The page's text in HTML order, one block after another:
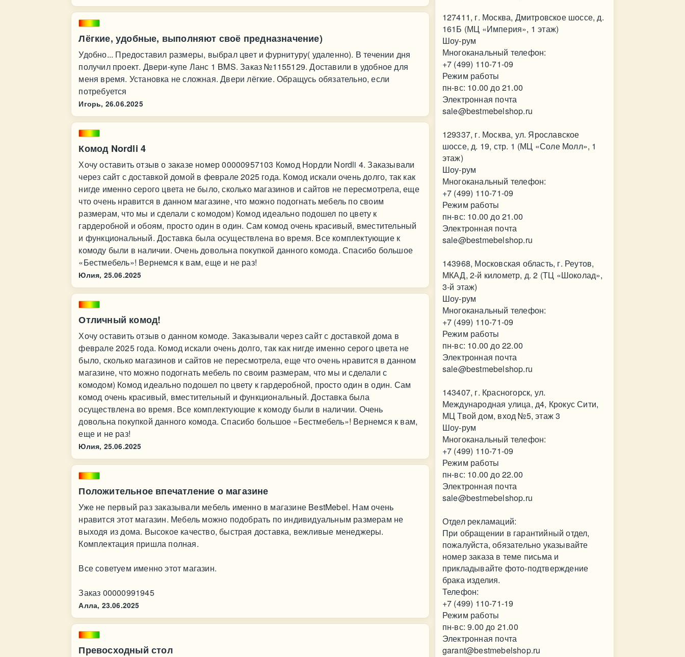
Лёгкие, удобные, выполняют своё предназначение)
Удобно... Предоставил размеры, выбрал цвет и фурнитуру( удаленно). В течении дня
получил проект. Двери-купе Ланс 1 BMS. Заказ №1155129. Доставили в удобное для
меня время. Установка не сложная. Двери лёгкие. Обращусь обязательно, если
потребуется
Игорь, 26.06.2025
Комод Nordli 4
Хочу оставить отзыв о заказе номер 00000957103 Комод Нордли Nordli 4. Заказывали
через сайт с доставкой домой в феврале 2025 года. Комод искали очень долго, так как
нигде именно серого цвета не было, сколько магазинов и сайтов не пересмотрела, еще
что очень нравится в данном магазине, что можно подогнать мебель по своим
размерам, что мы и сделали с комодом) Комод идеально подошел по цвету к
гардеробной и обоям, просто один в один. Сам комод очень красивый, вместительный
и функциональный. Доставка была осуществлена во время. Все комплектующие к
комоду были в наличии. Очень довольна покупкой данного комода. Спасибо большое
«Бестмебель»! Вернемся к вам, еще и не раз!
Юлия, 25.06.2025
Отличный комод!
Хочу оставить отзыв о данном комоде. Заказывали через сайт с доставкой дома в
феврале 2025 года. Комод искали очень долго, так как нигде именно серого цвета не
было, сколько магазинов и сайтов не пересмотрела, еще что очень нравится в данном
магазине, что можно подогнать мебель по своим размерам, что мы и сделали с
комодом) Комод идеально подошел по цвету к гардеробной, просто один в один. Сам
комод очень красивый, вместительный и функциональный. Доставка была
осуществлена во время. Все комплектующие к комоду были в наличии. Очень
довольна покупкой данного комода. Спасибо большое «Бестмебель»! Вернемся к вам,
еще и не раз!
Юлия, 25.06.2025
Положительное впечатление о магазине
Уже не первый раз заказывали мебель именно в магазине BestMebel. Нам очень
нравится этот магазин. Мебель можно подобрать по индивидуальным размерам не
выходя из дома. Высокое качество, быстрая доставка, вежливые менеджеры.
Комплектация пришла полная.
Все советуем именно этот магазин.
Заказ 00000991945
Алла, 23.06.2025
Превосходный стол
127411, г. Москва, Дмитровское шоссе, д.
161Б (МЦ «Империя», 1 этаж)
Шоу-рум
Многоканальный телефон:
+7 (499) 110-71-09
Режим работы
пн-вс: 10.00 до 21.00
Электронная почта
sale@bestmebelshop.ru
129337, г. Москва, ул. Ярославское
шоссе, д. 19, стр. 1 (МЦ «Соле Молл», 1
этаж)
Шоу-рум
Многоканальный телефон:
+7 (499) 110-71-09
Режим работы
пн-вс: 10.00 до 21.00
Электронная почта
sale@bestmebelshop.ru
143968, Московская область, г. Реутов,
МКАД, 2-й километр, д. 2 (ТЦ «Шоколад»,
3-й этаж)
Шоу-рум
Многоканальный телефон:
+7 (499) 110-71-09
Режим работы
пн-вс: 10.00 до 22.00
Электронная почта
sale@bestmebelshop.ru
143407, г. Красногорск, ул.
Международная улица, д4, Крокус Сити,
МЦ Твой дом, вход №5, этаж 3
Шоу-рум
Многоканальный телефон:
+7 (499) 110-71-09
Режим работы
пн-вс: 10.00 до 22.00
Электронная почта
sale@bestmebelshop.ru
Отдел рекламаций:
При обращении в гарантийный отдел,
пожалуйста, обязательно указывайте
номер заказа в теме письма и
прикладывайте фото-подтверждение
брака изделия.
Телефон:
+7 (499) 110-71-19
Режим работы
пн-вс: 9.00 до 21.00
Электронная почта
garant@bestmebelshop.ru